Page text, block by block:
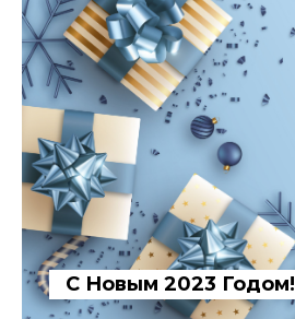
С Новым 2023 Годом!